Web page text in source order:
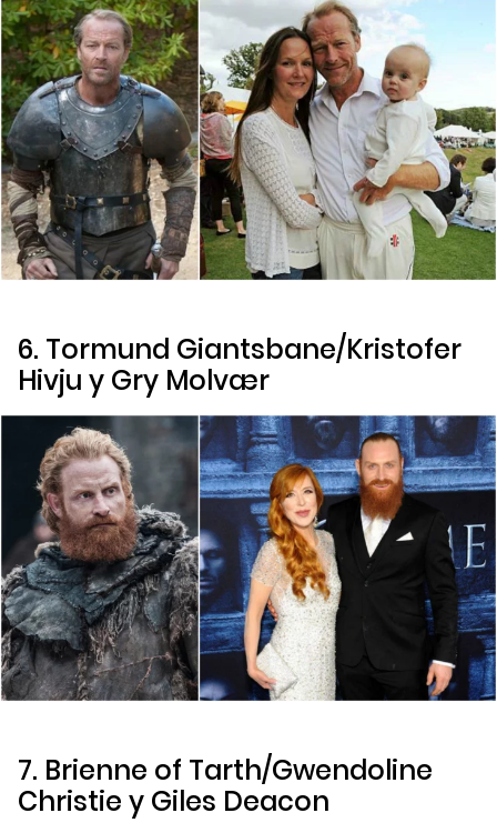
6. Tormund Giantsbane/Kristofer
Hivju y Gry Molvær
7. Brienne of Tarth/Gwendoline
Christie y Giles Deacon